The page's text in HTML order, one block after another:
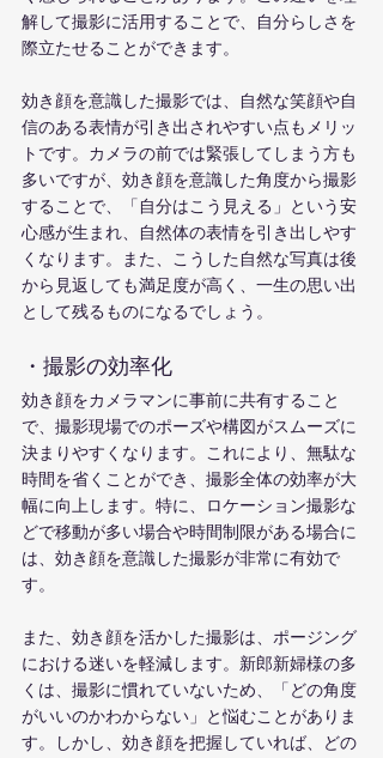
解して撮影に活用することで、自分らしさを
際立たせることができます。
効き顔を意識した撮影では、自然な笑顔や自
信のある表情が引き出されやすい点もメリッ
トです。カメラの前では緊張してしまう方も
多いですが、効き顔を意識した角度から撮影
することで、「自分はこう見える」という安
心感が生まれ、自然体の表情を引き出しやす
くなります。また、こうした自然な写真は後
から見返しても満足度が高く、一生の思い出
として残るものになるでしょう。
・撮影の効率化
効き顔をカメラマンに事前に共有すること
で、撮影現場でのポーズや構図がスムーズに
決まりやすくなります。これにより、無駄な
時間を省くことができ、撮影全体の効率が大
幅に向上します。特に、ロケーション撮影な
どで移動が多い場合や時間制限がある場合に
は、効き顔を意識した撮影が非常に有効で
す。
また、効き顔を活かした撮影は、ポージング
における迷いを軽減します。新郎新婦様の多
くは、撮影に慣れていないため、「どの角度
がいいのかわからない」と悩むことがありま
す。しかし、効き顔を把握していれば、どの